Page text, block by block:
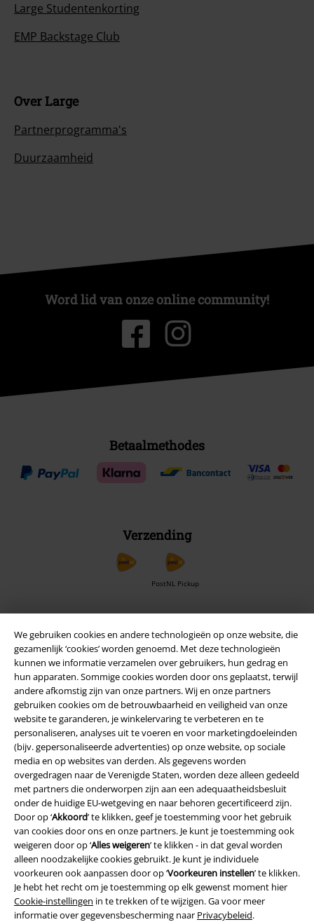
We gebruiken cookies en andere technologieën op onze website, die
gezamenlijk ‘cookies’ worden genoemd. Met deze technologieën
kunnen we informatie verzamelen over gebruikers, hun gedrag en
hun apparaten. Sommige cookies worden door ons geplaatst, terwijl
andere afkomstig zijn van onze partners. Wij en onze partners
gebruiken cookies om de betrouwbaarheid en veiligheid van onze
website te garanderen, je winkelervaring te verbeteren en te
personaliseren, analyses uit te voeren en voor marketingdoeleinden
(bijv. gepersonaliseerde advertenties) op onze website, op sociale
media en op websites van derden. Als gegevens worden
overgedragen naar de Verenigde Staten, worden deze alleen gedeeld
met partners die onderworpen zijn aan een adequaatheidsbesluit
onder de huidige EU-wetgeving en naar behoren gecertificeerd zijn.
Door op ‘Akkoord’ te klikken, geef je toestemming voor het gebruik
van cookies door ons en onze partners. Je kunt je toestemming ook
weigeren door op ‘Alles weigeren’ te klikken - in dat geval worden
alleen noodzakelijke cookies gebruikt. Je kunt je individuele
voorkeuren ook aanpassen door op ‘Voorkeuren instellen’ te klikken.
Je hebt het recht om je toestemming op elk gewenst moment hier
Cookie-instellingen in te trekken of te wijzigen. Ga voor meer
informatie over gegevensbescherming naar Privacybeleid.
Large Studentenkorting
EMP Backstage Club
Over Large
Partnerprogramma's
Duurzaamheid
Word lid van onze online community!
Betaalmethodes
Verzending
PostNL Pickup
large app
Download gratis de nieuwe large app en profiteer van alle nieuwe
functies en voordelen!
A Warner Music Group Company
Beveiliging